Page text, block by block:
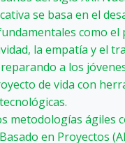
se basa en el
como el
la empatía y el
a los
de vida con
metodologías ágiles
en Proyectos